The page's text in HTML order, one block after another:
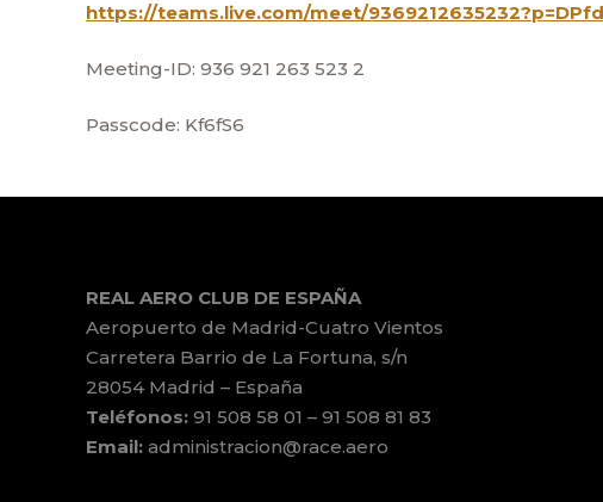
https://teams.live.com/meet/
Meeting-ID: 936 921 263 523 2
Passcode: Kf6fS6
REAL AERO CLUB DE ESPAÑA
Aeropuerto de Madrid-Cuatro Vientos
Carretera Barrio de La Fortuna, s/n
28054 Madrid – España
Teléfonos: 91 508 58 01 – 91 508 81 83
Email: administracion@race.aero